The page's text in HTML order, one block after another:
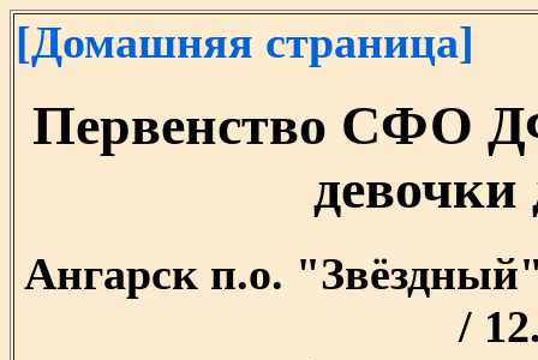
[Домашняя страница]
Первенство СФО
девочки
Ангарск п.о.
/